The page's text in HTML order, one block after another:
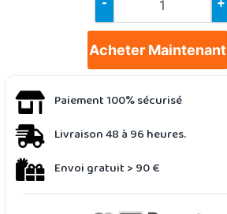
Acheter Maintenant
Paiement 100% sécurisé
Livraison 48 à 96 heures.
Envoi gratuit > 90 €